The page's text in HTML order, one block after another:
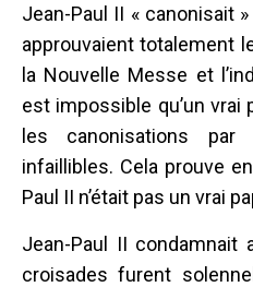
Jean-Paul II « canonisait
approuvaient totalement
la Nouvelle Messe et
est impossible qu’un
les canonisations
infaillibles. Cela prouve
Paul II n’était pas un vrai
Jean-Paul II condamnait
croisades furent